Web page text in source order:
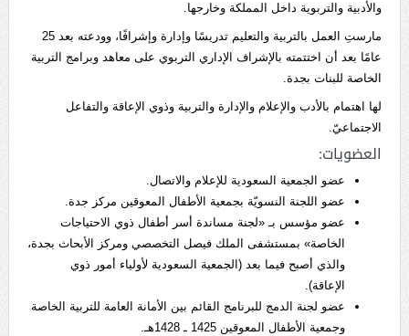
والأدبية والتربوية داخل المملكة وخارجها.
مارستِ العمل بالتربية والتعليم تدريسًا وإدارة وإشرافًا، وودعته بعد 25
عامًا بعد أن اختتمته بالإشراف الإداري التربوي على معاهد وبرامج التربية
الخاصة للبنات بجدة.
لها اهتمام بالأدب والإعلام والإدارة والتربية وذوي الإعاقة والتفاعل
الاجتماعيّ.
العضويات:
عضو الجمعية السعودية للإعلام والاتصال.
عضو اللجنة النسويّة بجمعية الأطفال المعوقين مركز جدة.
عضو مؤسس بـ «لجنة مساندة أسر أطفال ذوي الاحتياجات
الخاصة» بمستشفى الملك فيصل التخصصي ومركز الأبحاث بجدة،
والذي أصبح فيما بعد (الجمعية السعودية لأولياء أمور ذوي
الإعاقة).
عضو لجنة الدمج للبرنامج القائم بين الأمانة العامة للتربية الخاصة
وجمعية الأطفال المعوقين 1425 ـ 1428هـ.